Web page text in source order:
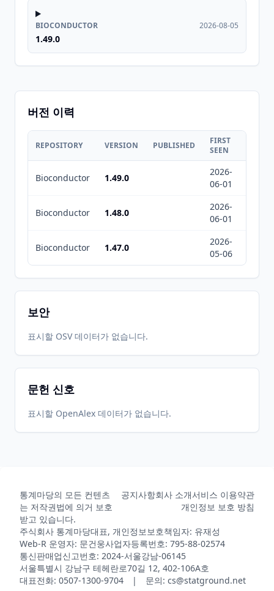
BIOCONDUCTOR
1.49.0
2026-08-05
버전 이력
REPOSITORY VERSION PUBLISHED
FIRST
SEEN
Bioconductor 1.49.0
2026-
06-01
Bioconductor 1.48.0
2026-
06-01
Bioconductor 1.47.0
2026-
05-06
보안
표시할 OSV 데이터가 없습니다.
문헌 신호
표시할 OpenAlex 데이터가 없습니다.
통계마당의 모든 컨텐츠
는 저작권법에 의거 보호
받고 있습니다.
공지사항회사 소개서비스 이용약관
개인정보 보호 방침
주식회사 통계마당대표, 개인정보보호책임자: 유재성
Web-R 운영자: 문건웅사업자등록번호: 795-88-02574
통신판매업신고번호: 2024-서울강남-06145
서울특별시 강남구 테헤란로70길 12, 402-106A호
대표전화: 0507-1300-9704 | 문의: cs@statground.net